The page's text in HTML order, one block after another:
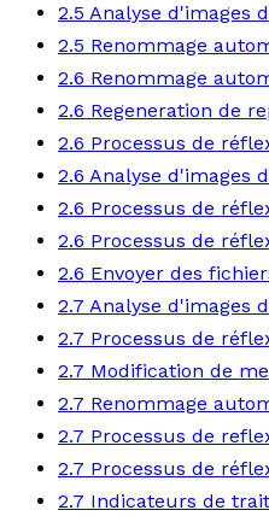
2.5 Analyse d'images
2.5 Renommage
2.6 Renommage
2.6 Regeneration de
2.6 Processus de
2.6 Analyse d'images
2.6 Processus de
2.6 Processus de
2.6 Envoyer des
2.7 Analyse d'images
2.7 Processus de
2.7 Modification de
2.7 Renommage
2.7 Processus de
2.7 Processus de
2.7 Indicateurs de